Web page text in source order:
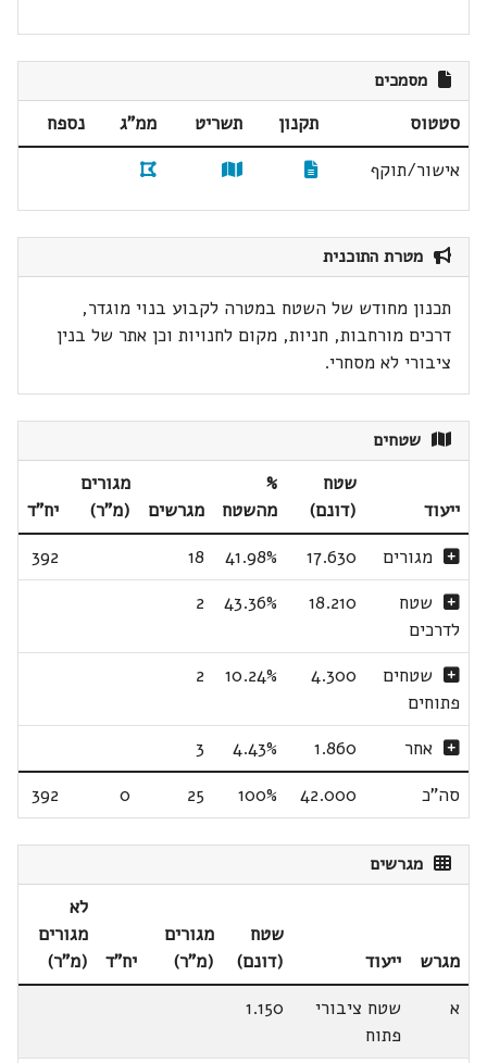
מסמכים
סטטוס תקנון תשריט ממ"ג
נספח
אישור/תוקף
מטרת התוכנית
תכנון מחודש של השטח במטרה לקבוע בנוי מוגדר,
דרכים מורחבות, חניות, מקום לחנויות וכן אתר של בנין
ציבורי לא מסחרי.
שטחים
ייעוד
שטח
(דונם)
%
מהשטח
מגרשים
מגורים
(מ"ר)
יח"ד
מגורים
17.630
41.98%
18
392
שטח
לדרכים
18.210
43.36%
2
שטחים
פתוחים
4.300
10.24%
2
אחר 1.860
4.43%
3
סה"כ
42.000
100%
25
0
392
מגרשים
מגרש ייעוד
שטח
(דונם)
מגורים
(מ"ר)
יח"ד
לא
מגורים
(מ"ר)
א
שטח ציבורי
פתוח
1.150